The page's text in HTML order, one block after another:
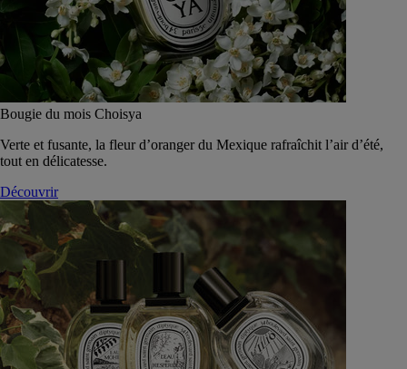
Bougie du mois Choisya
Verte et fusante, la fleur d’oranger du Mexique rafraîchit l’air d’été,
tout en délicatesse.
Découvrir